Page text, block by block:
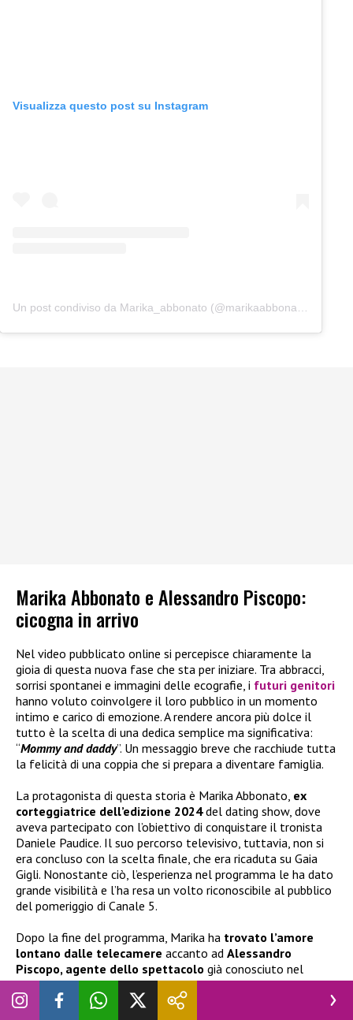
Visualizza questo post su Instagram
Un post condiviso da Marika_abbonato (@marikaabbonato_)
Marika Abbonato e Alessandro Piscopo:
cicogna in arrivo
Nel video pubblicato online si percepisce chiaramente la
gioia di questa nuova fase che sta per iniziare. Tra abbracci,
sorrisi spontanei e immagini delle ecografie, i futuri genitori
hanno voluto coinvolgere il loro pubblico in un momento
intimo e carico di emozione. A rendere ancora più dolce il
tutto è la scelta di una dedica semplice ma significativa:
“Mommy and daddy”. Un messaggio breve che racchiude tutta
la felicità di una coppia che si prepara a diventare famiglia.
La protagonista di questa storia è Marika Abbonato, ex
corteggiatrice dell’edizione 2024del dating show, dove
aveva partecipato con l’obiettivo di conquistare il tronista
Daniele Paudice. Il suo percorso televisivo, tuttavia, non si
era concluso con la scelta finale, che era ricaduta su Gaia
Gigli. Nonostante ciò, l’esperienza nel programma le ha dato
grande visibilità e l’ha resa un volto riconoscibile al pubblico
del pomeriggio di Canale 5.
Dopo la fine del programma, Marika ha trovato l’amore
lontano dalle telecamere accanto ad Alessandro
Piscopo, agente dello spettacolo già conosciuto nel
mondo televisivo. I due hanno iniziato la loro storia
nell’estate del 2024 e, sin da subito, hanno mostrato una